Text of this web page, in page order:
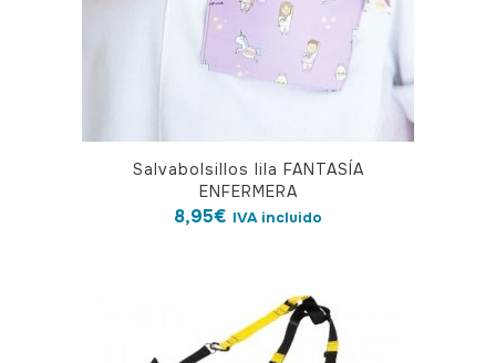
Salvabolsillos lila FANTASÍA
ENFERMERA
8,95€ IVA incluido